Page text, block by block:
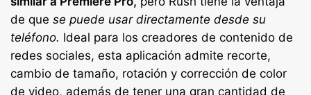
de que se puede usar directamente desde su
teléfono. Ideal para los creadores de contenido de
redes sociales, esta aplicación admite recorte,
cambio de tamaño, rotación y corrección de color
de video, además de tener una gran cantidad de